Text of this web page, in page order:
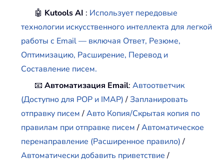
🤖 Kutools AI : Использует передовые
технологии искусственного интеллекта для легкой
работы с Email — включая Ответ, Резюме,
Оптимизацию, Расширение, Перевод и
Составление писем.
📧Автоматизация Email:Автоответчик
(Доступно для POP и IMAP)/Запланировать
отправку писем/Авто Копия/Скрытая копия по
правилам при отправке писем/Автоматическое
перенаправление (Расширенное правило)/
Автоматически добавить приветствие/